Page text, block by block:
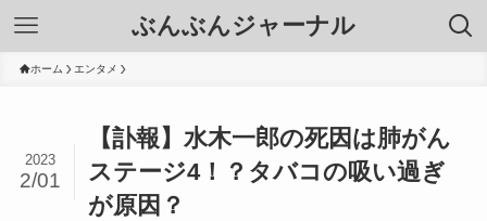
ぶんぶんジャーナル
ホーム エンタメ
【訃報】水木一郎の死因は肺がん
ステージ4！？タバコの吸い過ぎ
が原因？
2023
2/01